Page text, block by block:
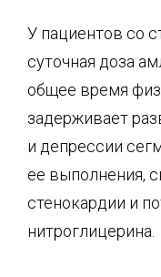
У пациентов со
суточная доза
общее время
задерживает
и депрессии
ее выполнения,
стенокардии и
нитроглицерина.